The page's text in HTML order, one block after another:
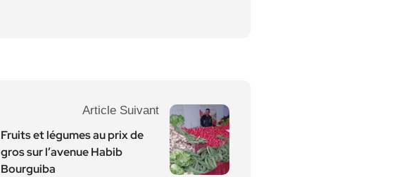
Article Suivant
Fruits et légumes au prix de
gros sur l’avenue Habib
Bourguiba